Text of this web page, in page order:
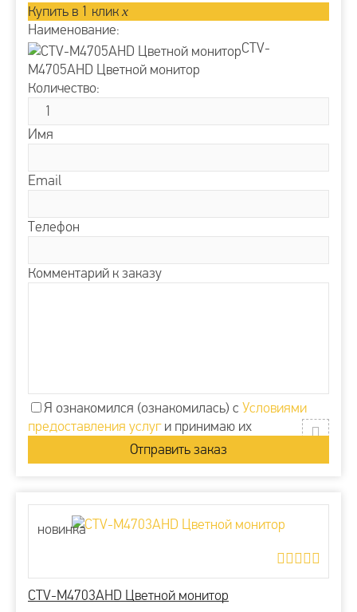
Купить в 1 клик x
Наименование:
CTV-
M4705AHD Цветной монитор
Количество:
Имя
Email
Телефон
Комментарий к заказу
Я ознакомился (ознакомилась) с Условиями
предоставления услуги принимаю их
новинка
CTV-M4703AHD Цветной монитор